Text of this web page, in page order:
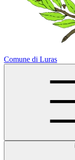
Comune di Luras